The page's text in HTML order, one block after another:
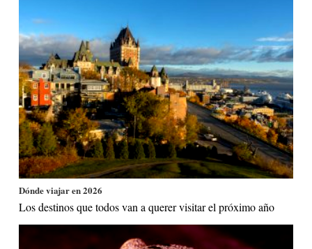
Dónde viajar en 2026
Los destinos que todos van a querer visitar el próximo año